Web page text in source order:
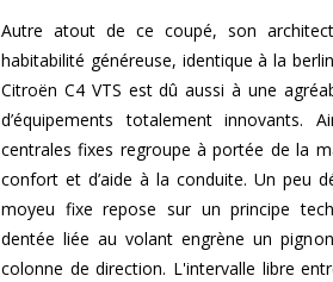
Autre atout de ce coupé, son
habitabilité généreuse, identique à la
Citroën C4 VTS est dû aussi à une
d’équipements totalement innovants.
centrales fixes regroupe à portée de la
confort et d’aide à la conduite. Un peu
moyeu fixe repose sur un principe
dentée liée au volant engrène un
colonne de direction. L'intervalle libre